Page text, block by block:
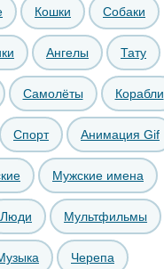
Кошки Собаки
Ангелы Тату
Самолёты Корабли
Спорт Анимация Gif
Мужские имена
Люди Мультфильмы
Черепа